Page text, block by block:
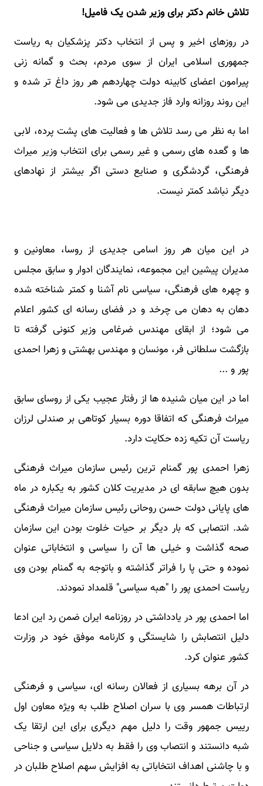
تلاش خانم دکتر برای وزیر شدن یک فامیل!
در روزهای اخیر و پس از انتخاب دکتر پزشکیان به ریاست
جمهوری اسلامی ایران از سوی مردم، بحث و گمانه زنی
پیرامون اعضای کابینه دولت چهاردهم هر روز داغ تر شده و
این روند روزانه وارد فاز جدیدی می شود.
اما به نظر می رسد تلاش ها و فعالیت های پشت پرده، لابی
ها و گعده های رسمی و غیر رسمی برای انتخاب وزیر میراث
فرهنگی، گردشگری و صنایع دستی اگر بیشتر از نهادهای
دیگر نباشد کمتر نیست.
در این میان هر روز اسامی جدیدی از روسا، معاونین و
مدیران پیشین این مجموعه، نمایندگان ادوار و سابق مجلس
و چهره های فرهنگی، سیاسی نام آشنا و کمتر شناخته شده
دهان به دهان می چرخد و در فضای رسانه ای کشور اعلام
می شود؛ از ابقای مهندس ضرغامی وزیر کنونی گرفته تا
بازگشت سلطانی فر، مونسان و مهندس بهشتی و زهرا احمدی
پور و ...‌
اما در این میان شنیده ها از رفتار عجیب یکی از روسای سابق
میراث فرهنگی که اتفاقا دوره بسیار کوتاهی بر صندلی لرزان
ریاست آن تکیه زده حکایت دارد.
زهرا احمدی پور گمنام ترین رئیس سازمان میراث فرهنگی
بدون هیچ سابقه ای در مدیریت کلان کشور به یکباره در ماه
های پایانی دولت حسن روحانی رئیس سازمان میراث فرهنگی
شد. انتصابی که بار دیگر بر حیات خلوت بودن این سازمان
صحه گذاشت و خیلی ها آن را سیاسی و انتخاباتی عنوان
نموده و حتی پا را فراتر گذاشته و باتوجه به گمنام بودن وی
ریاست احمدی پور را "هبه سیاسی" قلمداد نمودند.
اما احمدی پور در یادداشتی در روزنامه ایران ضمن رد این ادعا
دلیل انتصابش را شایستگی و کارنامه موفق خود در وزارت
کشور عنوان کرد.
در آن برهه بسیاری از فعالان رسانه ای، سیاسی و فرهنگی
ارتباطات همسر وی با سران اصلاح طلب به ویژه معاون اول
رییس جمهور وقت را دلیل مهم دیگری برای این ارتقا یک
شبه دانستند و انتصاب وی را فقط به دلایل سیاسی و جناحی
و با چاشنی اهداف انتخاباتی به افزایش سهم اصلاح طلبان در